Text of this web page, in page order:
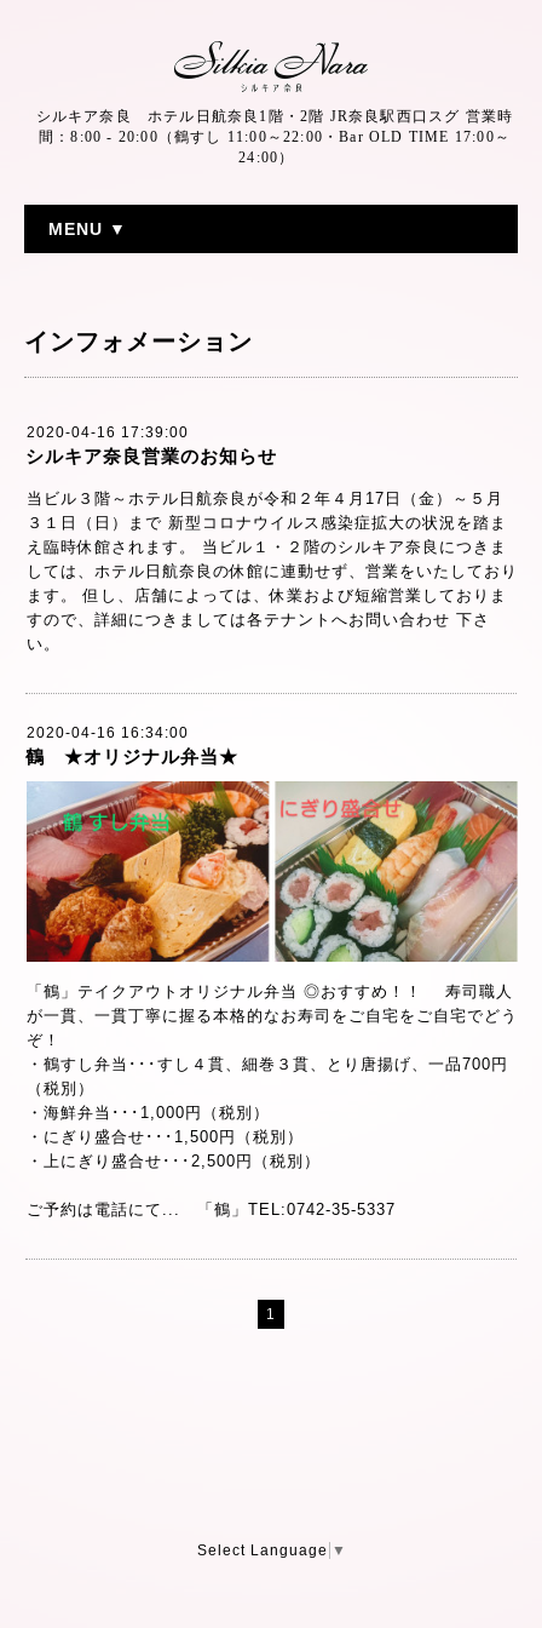
シルキア奈良 ホテル日航奈良1階・2階 JR奈良駅西口スグ 営業時
間：8:00 - 20:00（鶴すし 11:00～22:00・Bar OLD TIME 17:00～
24:00）
MENU ▼
インフォメーション
2020-04-16 17:39:00
シルキア奈良営業のお知らせ
当ビル３階～ホテル日航奈良が令和２年４月17日（金）～５月
３１日（日）まで 新型コロナウイルス感染症拡大の状況を踏ま
え臨時休館されます。 当ビル１・２階のシルキア奈良につきま
しては、ホテル日航奈良の休館に連動せず、営業をいたしており
ます。 但し、店舗によっては、休業および短縮営業しておりま
すので、詳細につきましては各テナントへお問い合わせ 下さ
い。
2020-04-16 16:34:00
鶴 ★オリジナル弁当★
「鶴」テイクアウトオリジナル弁当 ◎おすすめ！！ 寿司職人
が一貫、一貫丁寧に握る本格的なお寿司をご自宅をご自宅でどう
ぞ！
・鶴すし弁当･･･すし４貫、細巻３貫、とり唐揚げ、一品700円
（税別）
・海鮮弁当･･･1,000円（税別）
・にぎり盛合せ･･･1,500円（税別）
・上にぎり盛合せ･･･2,500円（税別）
ご予約は電話にて... 「鶴」TEL:0742-35-5337
1
Select Language ▼